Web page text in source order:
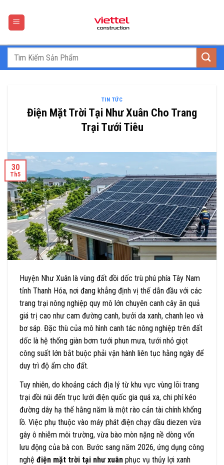
content
TIN TỨC
Điện Mặt Trời Tại Như Xuân Cho Trang
Trại Tưới Tiêu
30
Th5
Huyện Như Xuân là vùng đất đồi dốc trù phú phía Tây Nam
tỉnh Thanh Hóa, nơi đang khẳng định vị thế dẫn đầu với các
trang trại nông nghiệp quy mô lớn chuyên canh cây ăn quả
giá trị cao như cam đường canh, bưởi da xanh, chanh leo và
bơ sáp. Đặc thù của mô hình canh tác nông nghiệp trên đất
dốc là hệ thống giàn bơm tưới phun mưa, tưới nhỏ giọt
công suất lớn bắt buộc phải vận hành liên tục hằng ngày để
duy trì độ ẩm cho đất.
Tuy nhiên, do khoảng cách địa lý từ khu vực vùng lõi trang
trại đồi núi đến trục lưới điện quốc gia quá xa, chi phí kéo
đường dây hạ thế hằng năm là một rào cản tài chính khổng
lồ. Việc phụ thuộc vào máy phát điện chạy dầu diezen vừa
gây ô nhiễm môi trường, vừa bào mòn nặng nề dòng vốn
lưu động của bà con. Bước sang năm 2026, ứng dụng công
nghệ điện mặt trời tại như xuân phục vụ thủy lợi xanh